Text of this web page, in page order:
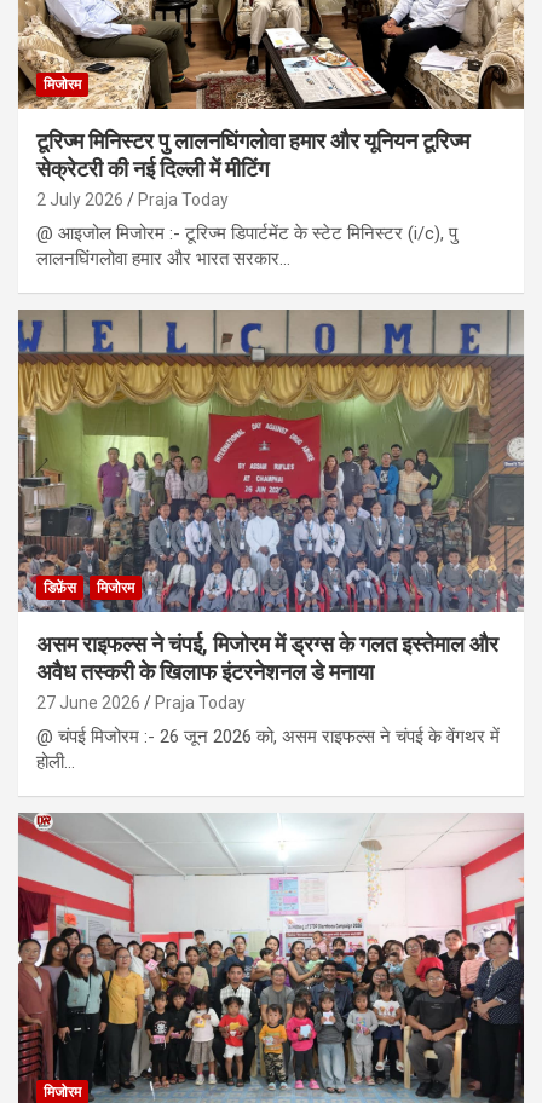
मिजोरम
टूरिज्म मिनिस्टर पु लालनघिंगलोवा हमार और यूनियन टूरिज्म
सेक्रेटरी की नई दिल्ली में मीटिंग
2 July 2026 Praja Today
@ आइजोल मिजोरम :- टूरिज्म डिपार्टमेंट के स्टेट मिनिस्टर (i/c), पु
लालनघिंगलोवा हमार और भारत सरकार…
डिफ़ेंस मिजोरम
असम राइफल्स ने चंपई, मिजोरम में ड्रग्स के गलत इस्तेमाल और
अवैध तस्करी के खिलाफ इंटरनेशनल डे मनाया
27 June 2026 Praja Today
@ चंपई मिजोरम :- 26 जून 2026 को, असम राइफल्स ने चंपई के वेंगथर में
होली…
मिजोरम